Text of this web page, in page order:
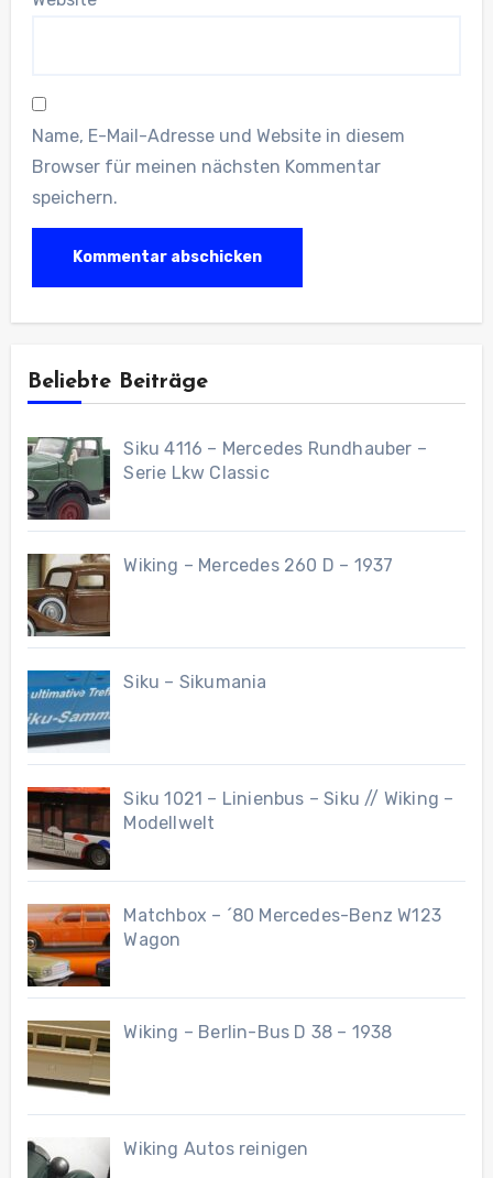
Name, E-Mail-Adresse und Website in diesem
Browser für meinen nächsten Kommentar
speichern.
Beliebte Beiträge
Siku 4116 – Mercedes Rundhauber –
Serie Lkw Classic
Wiking – Mercedes 260 D – 1937
Siku – Sikumania
Siku 1021 – Linienbus – Siku // Wiking –
Modellwelt
Matchbox – ´80 Mercedes-Benz W123
Wagon
Wiking – Berlin-Bus D 38 – 1938
Wiking Autos reinigen